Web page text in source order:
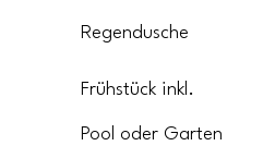
Regendusche
Frühstück inkl.
Pool oder Garten